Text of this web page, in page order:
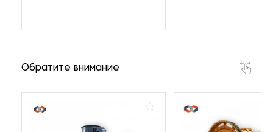
Обратите внимание